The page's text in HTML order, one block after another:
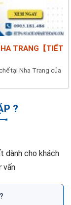
TRANG【TIẾT
tại Nha Trang của
?
dành cho khách
vấn